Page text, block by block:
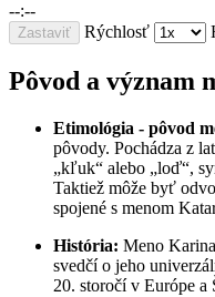
--:--
Zastaviť Rýchlosť
Pôvod a význam
Etimológia - pôvod
pôvody. Pochádza z
„kľuk“ alebo „loď“,
Taktiež môže byť
spojené s menom
História: Meno
svedčí o jeho
20. storočí v Európe a